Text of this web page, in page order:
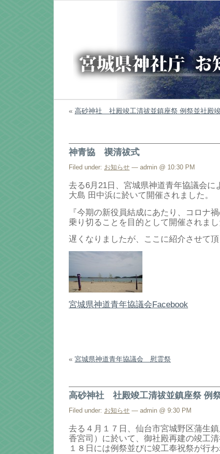
« 高砂神社 社殿竣工清祓並鎮座祭 例祭並社殿
神青協 禊清祓式
Filed under: お知らせ — admin @ 10:30 PM
去る6月21日、宮城県神道青年協議会に
大島 田中浜に於いて開催されました。
『今期の新役員結成にあたり、コロナ
乗り切ることを目的として開催されま
遅くなりましたが、ここに紹介させて
宮城県神道青年協議会Facebook
« 宮城県神道青年協議会 慰霊祭
高砂神社 社殿竣工清祓並鎮座祭 例
Filed under: お知らせ — admin @ 9:30 PM
去る４月１７日、仙台市宮城野区蒲生
香宮司）に於いて、御社殿再建の竣工
１８日には例祭並びに竣工奉祝祭が行